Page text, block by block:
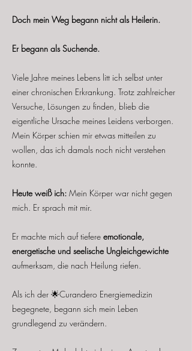
Doch mein Weg begann nicht als Heilerin.
Er begann als Suchende.
Viele Jahre meines Lebens litt ich selbst unter
einer chronischen Erkrankung. Trotz zahlreicher
Versuche, Lösungen zu finden, blieb die
eigentliche Ursache meines Leidens verborgen.
Mein Körper schien mir etwas mitteilen zu
wollen, das ich damals noch nicht verstehen
konnte.
Heute weiß ich: Mein Körper war nicht gegen
mich. Er sprach mit mir.
Er machte mich auf tiefere emotionale,
energetische und seelische Ungleichgewichte
aufmerksam, die nach Heilung riefen.
Als ich der 🌟Curandero Energiemedizin
begegnete, begann sich mein Leben
grundlegend zu verändern.